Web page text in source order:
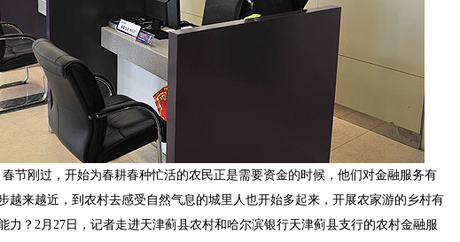
节刚过，开始为春耕春种忙活的农民正是需要资金的时候，他们对金融服务有
越来越近，到农村去感受自然气息的城里人也开始多起来，开展农家游的乡村有
力？2月27日，记者走进天津蓟县农村和哈尔滨银行天津蓟县支行的农村金融服